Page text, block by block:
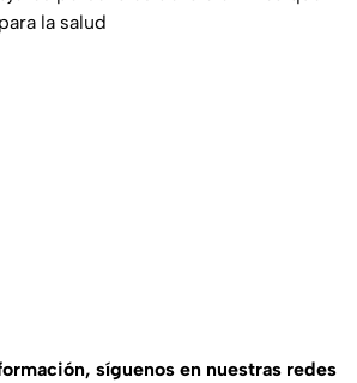
la salud
síguenos en nuestras redes